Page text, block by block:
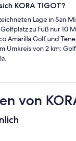
KORA TIGOT?
Lage in San
zu Fuß nur 10
Amarilla Golf und
Umkreis von 2 km:
von